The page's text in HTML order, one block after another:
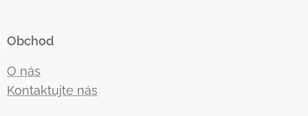
Obchod
O nás
Kontaktujte nás